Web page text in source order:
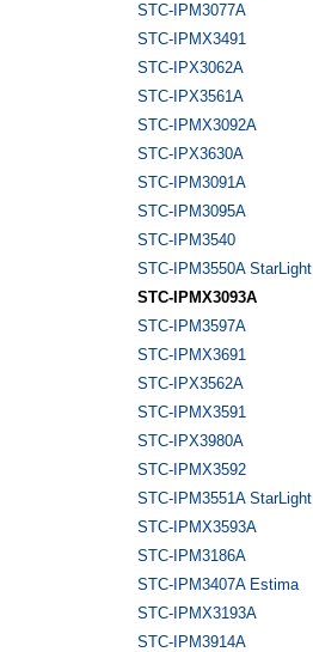
STC-IPM3077A
STC-IPMX3491
STC-IPX3062A
STC-IPX3561A
STC-IPMX3092A
STC-IPX3630A
STC-IPM3091A
STC-IPM3095A
STC-IPM3540
STC-IPM3550A StarLight
STC-IPMX3093A
STC-IPM3597A
STC-IPMX3691
STC-IPX3562A
STC-IPMX3591
STC-IPX3980A
STC-IPMX3592
STC-IPM3551A StarLight
STC-IPMX3593A
STC-IPM3186A
STC-IPM3407A Estima
STC-IPMX3193A
STC-IPM3914A